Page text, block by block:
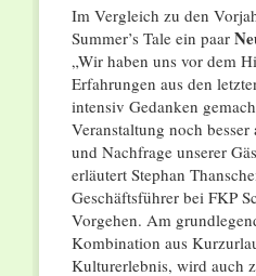
Im Vergleich zu den
Summer’s Tale ein paar
„Wir haben uns vor dem
Erfahrungen aus den
intensiv Gedanken
Veranstaltung noch
und Nachfrage unserer
erläutert Stephan
Geschäftsführer bei FKP
Vorgehen. Am
Kombination aus
Kulturerlebnis, wird auch